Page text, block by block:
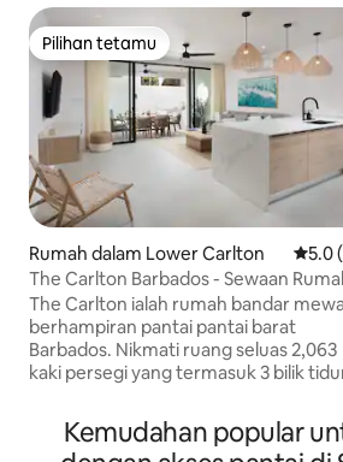
Pilihan tetamu
Pilihan tetamu
Rumah dalam Lower Carlton
5.0
The Carlton Barbados - Sewaan
Bandar Mewah
The Carlton ialah rumah bandar
berhampiran pantai pantai barat
Barbados. Nikmati ruang seluas 2,063
kaki persegi yang termasuk 3 bilik
tab berendam luar, dan akses mudah
tempat makan, membeli-belah, dan
Kemudahan popular